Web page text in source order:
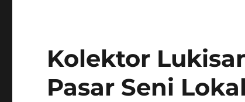
Kolektor
Pasar Seni